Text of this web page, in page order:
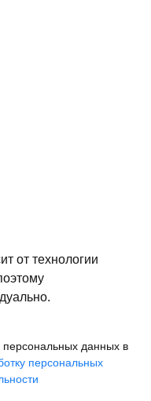
от технологии
данных в
персональных